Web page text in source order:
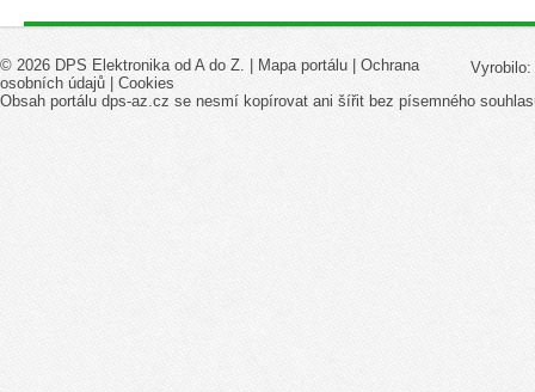
Vyrobilo:
© 2026 DPS Elektronika od A do Z. | Mapa portálu
Ochrana
osobních údajů
Cookies
Obsah portálu dps-az.cz se nesmí kopírovat ani šířit bez písemného